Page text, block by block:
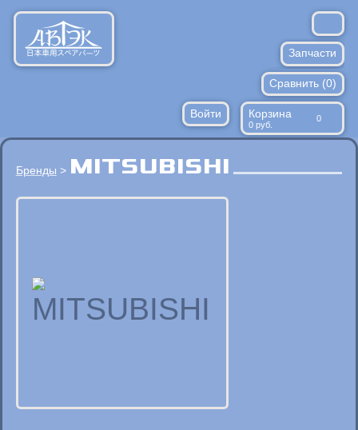
Запчасти
Расходники
Запрос по ВИН
Против подделок
Доставка/оплата
Сравнить (0)
Войти Корзина 0
0 руб.
Бренды > MITSUBISHI